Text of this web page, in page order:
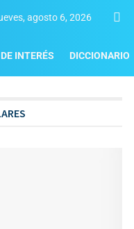
agosto 6, 2026
INTERÉS DICCIONARIO